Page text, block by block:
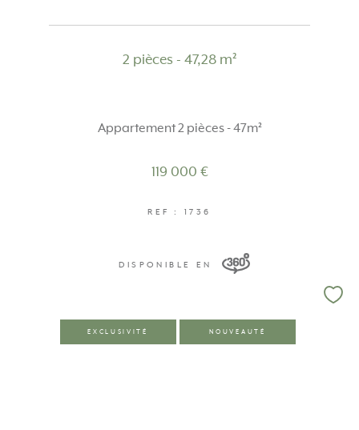
2 pièces - 47,28 m²
Appartement 2 pièces - 47m²
119 000 €
REF : 1736
DISPONIBLE EN
EXCLUSIVITÉ NOUVEAUTÉ